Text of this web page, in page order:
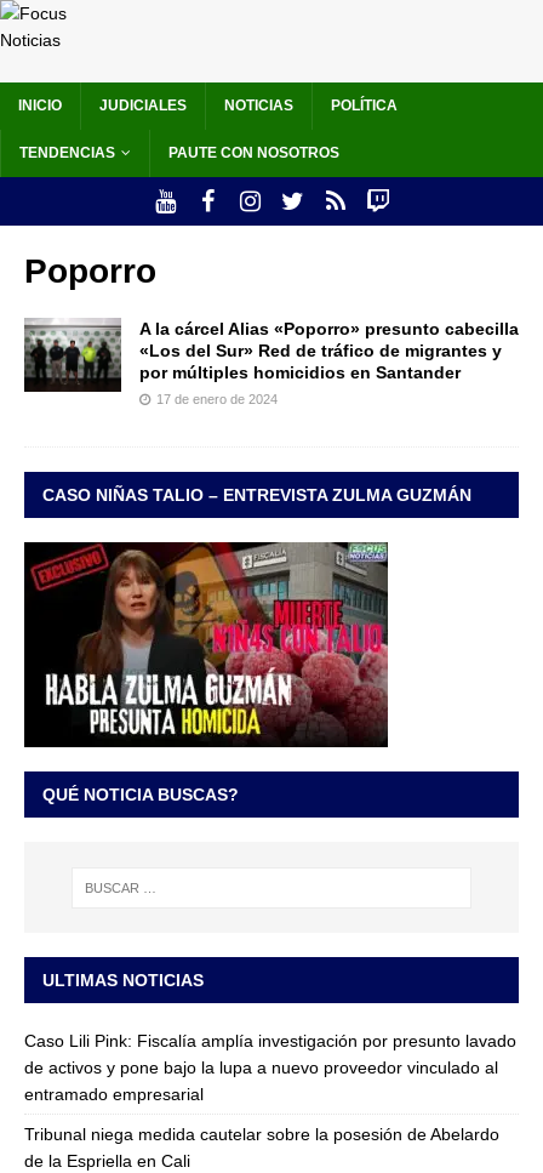
INICIO JUDICIALES NOTICIAS POLÍTICA
TENDENCIAS PAUTE CON NOSOTROS
Poporro
A la cárcel Alias «Poporro» presunto cabecilla
«Los del Sur» Red de tráfico de migrantes y
por múltiples homicidios en Santander
17 de enero de 2024
CASO NIÑAS TALIO – ENTREVISTA ZULMA GUZMÁN
QUÉ NOTICIA BUSCAS?
ULTIMAS NOTICIAS
Caso Lili Pink: Fiscalía amplía investigación por presunto lavado
de activos y pone bajo la lupa a nuevo proveedor vinculado al
entramado empresarial
Tribunal niega medida cautelar sobre la posesión de Abelardo
de la Espriella en Cali